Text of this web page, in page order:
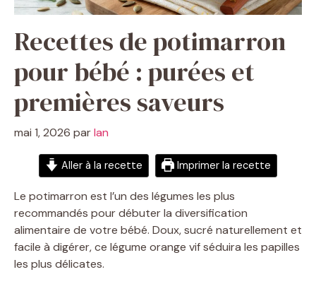
Recettes de potimarron
pour bébé : purées et
premières saveurs
mai 1, 2026 parIan
Aller à la recette Imprimer la recette
Le potimarron est l’un des légumes les plus
recommandés pour débuter la diversification
alimentaire de votre bébé. Doux, sucré naturellement et
facile à digérer, ce légume orange vif séduira les papilles
les plus délicates.